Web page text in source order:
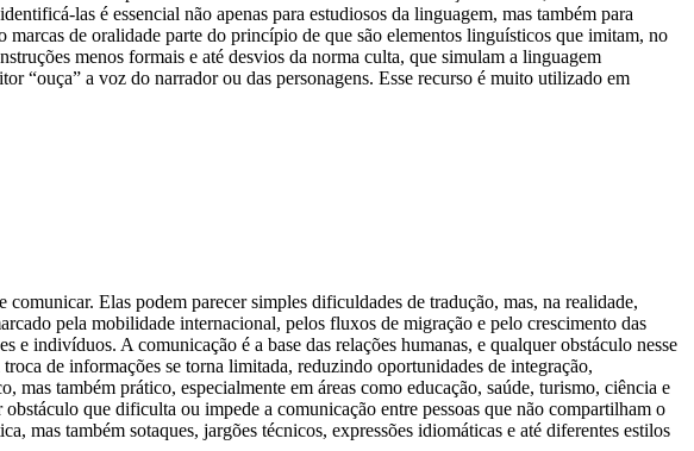
las é essencial não apenas para estudiosos da linguagem, mas também para
de oralidade parte do princípio de que são elementos linguísticos que imitam, no
menos formais e até desvios da norma culta, que simulam a linguagem
“ouça” a voz do narrador ou das personagens. Esse recurso é muito utilizado em
Elas podem parecer simples dificuldades de tradução, mas, na realidade,
pela mobilidade internacional, pelos fluxos de migração e pelo crescimento das
e indivíduos. A comunicação é a base das relações humanas, e qualquer obstáculo nesse
de informações se torna limitada, reduzindo oportunidades de integração,
mas também prático, especialmente em áreas como educação, saúde, turismo, ciência e
que dificulta ou impede a comunicação entre pessoas que não compartilham o
mas também sotaques, jargões técnicos, expressões idiomáticas e até diferentes estilos